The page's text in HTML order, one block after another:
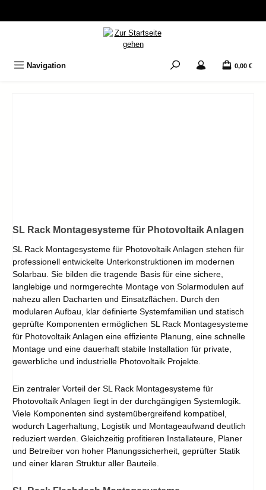
Navigation 0,00 €
SL Rack Montagesysteme für Photovoltaik Anlagen
SL Rack Montagesysteme für Photovoltaik Anlagen stehen für
professionell entwickelte Unterkonstruktionen im modernen
Solarbau. Sie bilden die tragende Basis für eine sichere,
langlebige und normgerechte Montage von Solarmodulen auf
nahezu allen Dacharten und Einsatzflächen. Durch den
modularen Aufbau, klar definierte Systemfamilien und statisch
geprüfte Komponenten ermöglichen SL Rack Montagesysteme
für Photovoltaik Anlagen eine effiziente Planung, eine schnelle
Montage und eine dauerhaft stabile Installation für private,
gewerbliche und industrielle Photovoltaik Projekte.
Ein zentraler Vorteil der SL Rack Montagesysteme für
Photovoltaik Anlagen liegt in der durchgängigen Systemlogik.
Viele Komponenten sind systemübergreifend kompatibel,
wodurch Lagerhaltung, Logistik und Montageaufwand deutlich
reduziert werden. Gleichzeitig profitieren Installateure, Planer
und Betreiber von hoher Planungssicherheit, geprüfter Statik
und einer klaren Struktur aller Bauteile.